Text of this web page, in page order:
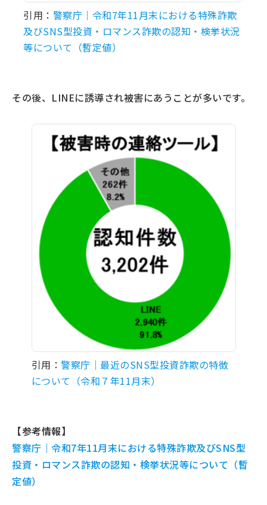
引用： 警察庁｜令和7年11月末における特殊詐欺
及びSNS型投資・ロマンス詐欺の認知・検挙状況
等について（暫定値）
その後、LINEに誘導され被害にあうことが多いです。
引用： 警察庁｜最近のSNS型投資詐欺の特徴
について（令和７年11月末）
【参考情報】
警察庁｜令和7年11月末における特殊詐欺及びSNS型
投資・ロマンス詐欺の認知・検挙状況等について（暫
定値）